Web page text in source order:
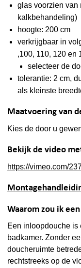
glas voorzien van
kalkbehandeling)
hoogte: 200 cm
verkrijgbaar in
,100, 110, 120 en
selecteer de
tolerantie: 2 cm,
als kleinste
Maatvoering van
Kies de door u
Bekijk de video
https://vimeo.com/
Waarom zou ik
Een inloopdouche is
badkamer. Zonder
doucheruimte
rechtstreeks op de